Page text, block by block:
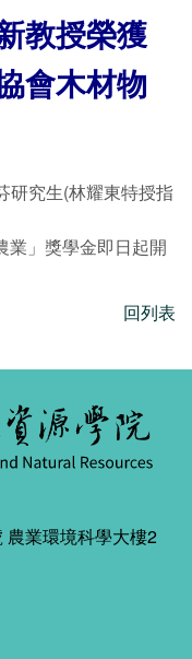
教授榮獲
會木材物
研究生(林耀東特授指
業」獎學金即日起開
回列表
業環境科學大樓2